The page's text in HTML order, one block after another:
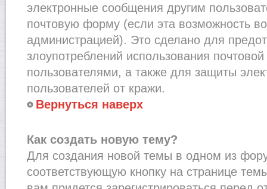
электронные сообщения другим
почтовую форму (если эта возможность
администрацией). Это сделано для
злоупотреблений использования
пользователями, а также для защиты
пользователей от кражи.
Вернуться наверх
Как создать новую тему?
Для создания новой темы в одном из
соответствующую кнопку на странице